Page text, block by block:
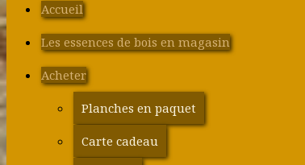
Accueil
Les essences de bois en magasin
Acheter
Planches en paquet
Carte cadeau